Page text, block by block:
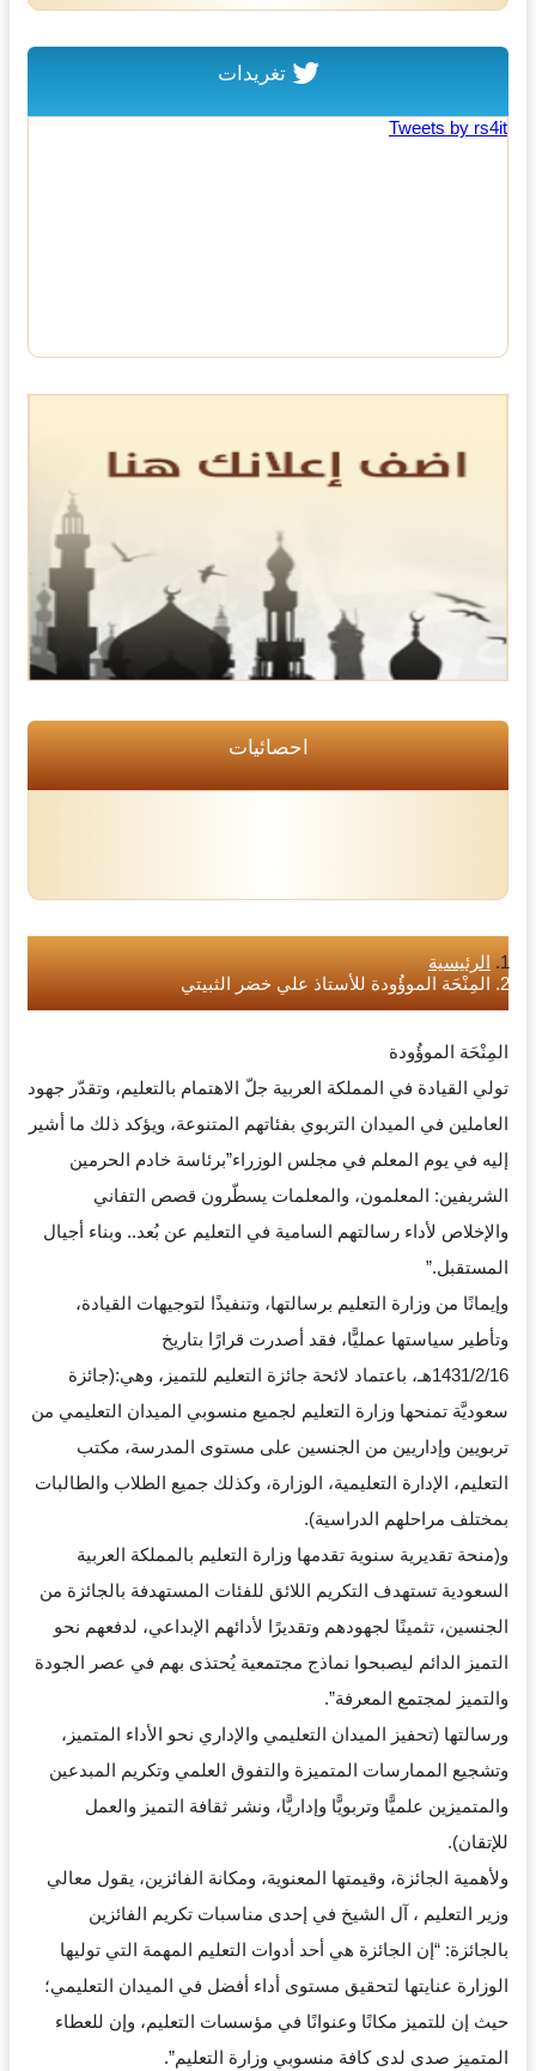
تغريدات
Tweets by rs4it
احصائيات
الرئيسية
المِنْحَة الموؤُودة للأستاذ علي خضر الثبيتي
المِنْحَة الموؤُودة
تولي القيادة في المملكة العربية جلّ الاهتمام بالتعليم، وتقدّر جهود
العاملين في الميدان التربوي بفئاتهم المتنوعة، ويؤكد ذلك ما أشير
إليه في يوم المعلم في مجلس الوزراء”برئاسة خادم الحرمين
الشريفين: المعلمون، والمعلمات يسطّرون قصص التفاني
والإخلاص لأداء رسالتهم السامية في التعليم عن بُعد.. وبناء أجيال
المستقبل.”
وإيمانًا من وزارة التعليم برسالتها، وتنفيذًا لتوجيهات القيادة،
وتأطير سياستها عمليًّا، فقد أصدرت قرارًا بتاريخ
1431/2/16هـ، باعتماد لائحة جائزة التعليم للتميز، وهي:(جائزة
سعوديَّة تمنحها وزارة التعليم لجميع منسوبي الميدان التعليمي من
تربويين وإداريين من الجنسين على مستوى المدرسة، مكتب
التعليم، الإدارة التعليمية، الوزارة، وكذلك جميع الطلاب والطالبات
بمختلف مراحلهم الدراسية).
و(منحة تقديرية سنوية تقدمها وزارة التعليم بالمملكة العربية
السعودية تستهدف التكريم اللائق للفئات المستهدفة بالجائزة من
الجنسين، تثمينًا لجهودهم وتقديرًا لأدائهم الإبداعي، لدفعهم نحو
التميز الدائم ليصبحوا نماذج مجتمعية يُحتذى بهم في عصر الجودة
والتميز لمجتمع المعرفة”.
ورسالتها (تحفيز الميدان التعليمي والإداري نحو الأداء المتميز،
وتشجيع الممارسات المتميزة والتفوق العلمي وتكريم المبدعين
والمتميزين علميًّا وتربويًّا وإداريًّا، ونشر ثقافة التميز والعمل
للإتقان).
ولأهمية الجائزة، وقيمتها المعنوية، ومكانة الفائزين، يقول معالي
وزير التعليم ، آل الشيخ في إحدى مناسبات تكريم الفائزين
بالجائزة: “إن الجائزة هي أحد أدوات التعليم المهمة التي توليها
الوزارة عنايتها لتحقيق مستوى أداء أفضل في الميدان التعليمي؛
حيث إن للتميز مكانًا وعنوانًا في مؤسسات التعليم، وإن للعطاء
المتميز صدى لدى كافة منسوبي وزارة التعليم”.